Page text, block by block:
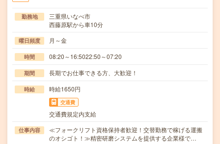
勤務地
三重県いなべ市
西藤原駅から車10分
曜日頻度 月～金
時間 08:20～16:5022:50～07:20
期間 長期でお仕事できる方、大歓迎！
時給 時給1650円
交通費
交通費規定内支給
仕事内容
≪フォークリフト資格保持者歓迎！交替勤務で稼げる運搬
のオシゴト！≫精密研磨システムを提供する企業様で…